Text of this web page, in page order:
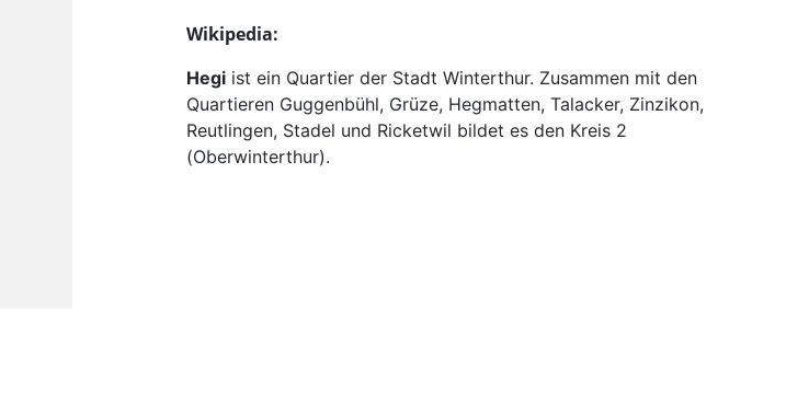
Wikipedia:
Hegiist ein Quartier der Stadt Winterthur. Zusammen mit den
Quartieren Guggenbühl, Grüze, Hegmatten, Talacker, Zinzikon,
Reutlingen, Stadel und Ricketwil bildet es den Kreis 2
(Oberwinterthur).